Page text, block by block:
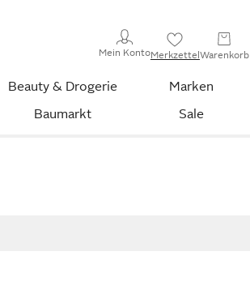
Mein KontoMerkzettelWarenkorb
Beauty & Drogerie
Marken
Baumarkt Sale